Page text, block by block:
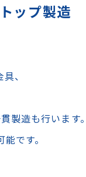
ップ製造
、
製造も行います。
です。